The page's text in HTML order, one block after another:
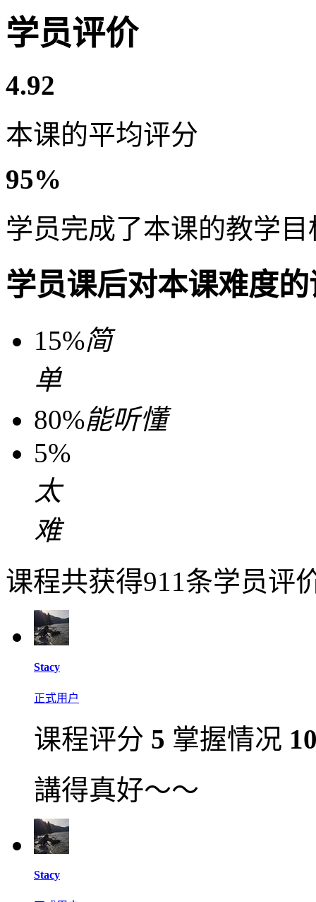
学员评价
4.92
本课的平均评分
95%
学员完成了本课的教学目
学员课后对本课难度
15%简
单
80%能听懂
5%
太
难
课程共获得911条学员评
Stacy
正式用户
课程评分 5 掌握情况
講得真好～～
Stacy